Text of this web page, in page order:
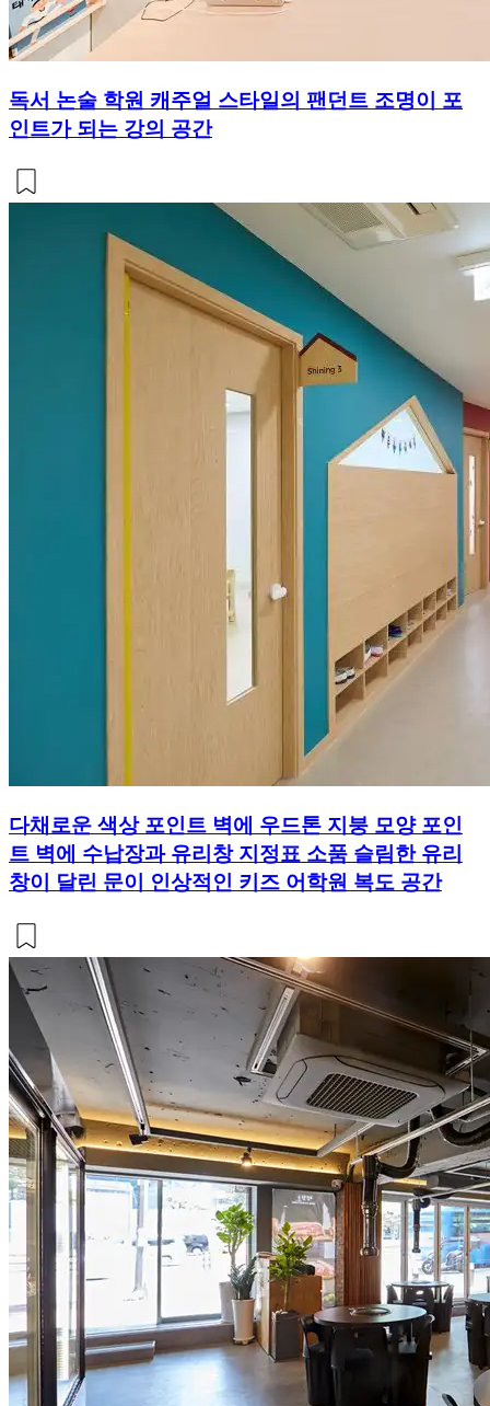
독서 논술 학원 캐주얼 스타일의 팬던트 조명이 포
인트가 되는 강의 공간
다채로운 색상 포인트 벽에 우드톤 지붕 모양 포인
트 벽에 수납장과 유리창 지정표 소품 슬림한 유리
창이 달린 문이 인상적인 키즈 어학원 복도 공간